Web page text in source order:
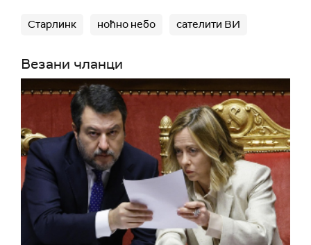
Старлинк ноћно небо сателити ВИ
Везани чланци